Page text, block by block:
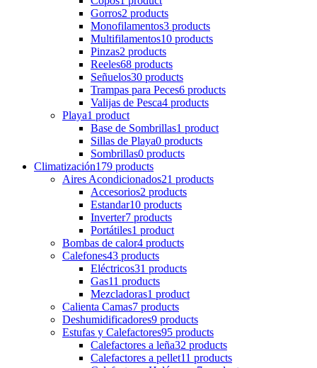
Gorros2 products
Monofilamentos3 products
Multifilamentos10 products
Pinzas2 products
Reeles68 products
Señuelos30 products
Trampas para Peces6 products
Valijas de Pesca4 products
Playa1 product
Base de Sombrillas1 product
Sillas de Playa0 products
Sombrillas0 products
Climatización179 products
Aires Acondicionados21 products
Accesorios2 products
Estandar10 products
Inverter7 products
Portátiles1 product
Bombas de calor4 products
Calefones43 products
Eléctricos31 products
Gas11 products
Mezcladoras1 product
Calienta Camas7 products
Deshumidificadores9 products
Estufas y Calefactores95 products
Calefactores a leña32 products
Calefactores a pellet11 products